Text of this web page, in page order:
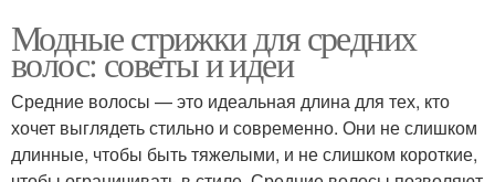
Модные стрижки для средних
волос: советы и идеи
Средние волосы — это идеальная длина для тех, кто
хочет выглядеть стильно и современно. Они не слишком
длинные, чтобы быть тяжелыми, и не слишком короткие,